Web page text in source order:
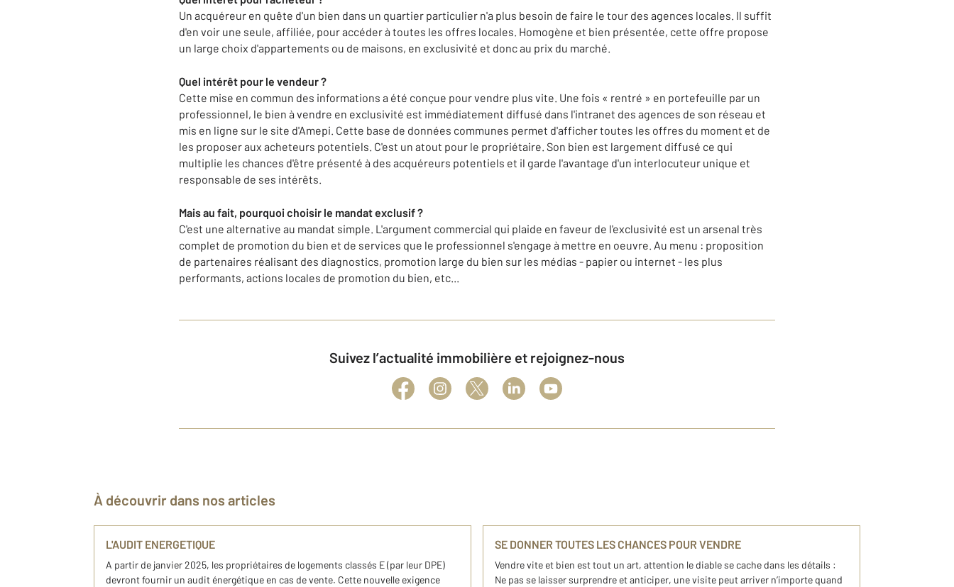
Un acquéreur en quête d'un bien dans un quartier particulier n'a plus besoin de faire le tour des agences locales. Il suffit
d'en voir une seule, affiliée, pour accéder à toutes les offres locales. Homogène et bien présentée, cette offre propose
un large choix d'appartements ou de maisons, en exclusivité et donc au prix du marché.
Quel intérêt pour le vendeur ?
Cette mise en commun des informations a été conçue pour vendre plus vite. Une fois « rentré » en portefeuille par un
professionnel, le bien à vendre en exclusivité est immédiatement diffusé dans l'intranet des agences de son réseau et
mis en ligne sur le site d'Amepi. Cette base de données communes permet d'afficher toutes les offres du moment et de
les proposer aux acheteurs potentiels. C'est un atout pour le propriétaire. Son bien est largement diffusé ce qui
multiplie les chances d'être présenté à des acquéreurs potentiels et il garde l'avantage d'un interlocuteur unique et
responsable de ses intérêts.
Mais au fait, pourquoi choisir le mandat exclusif ?
C'est une alternative au mandat simple. L'argument commercial qui plaide en faveur de l'exclusivité est un arsenal très
complet de promotion du bien et de services que le professionnel s'engage à mettre en oeuvre. Au menu : proposition
de partenaires réalisant des diagnostics, promotion large du bien sur les médias - papier ou internet - les plus
performants, actions locales de promotion du bien, etc...
Suivez l’actualité immobilière et rejoignez-nous
À découvrir dans nos articles
L'AUDIT ENERGETIQUE
A partir de janvier 2025, les propriétaires de logements classés E (par leur DPE)
devront fournir un audit énergétique en cas de vente. Cette nouvelle exigence
SE DONNER TOUTES LES CHANCES POUR VENDRE
Vendre vite et bien est tout un art, attention le diable se cache dans les détails :
Ne pas se laisser surprendre et anticiper, une visite peut arriver n’importe quand